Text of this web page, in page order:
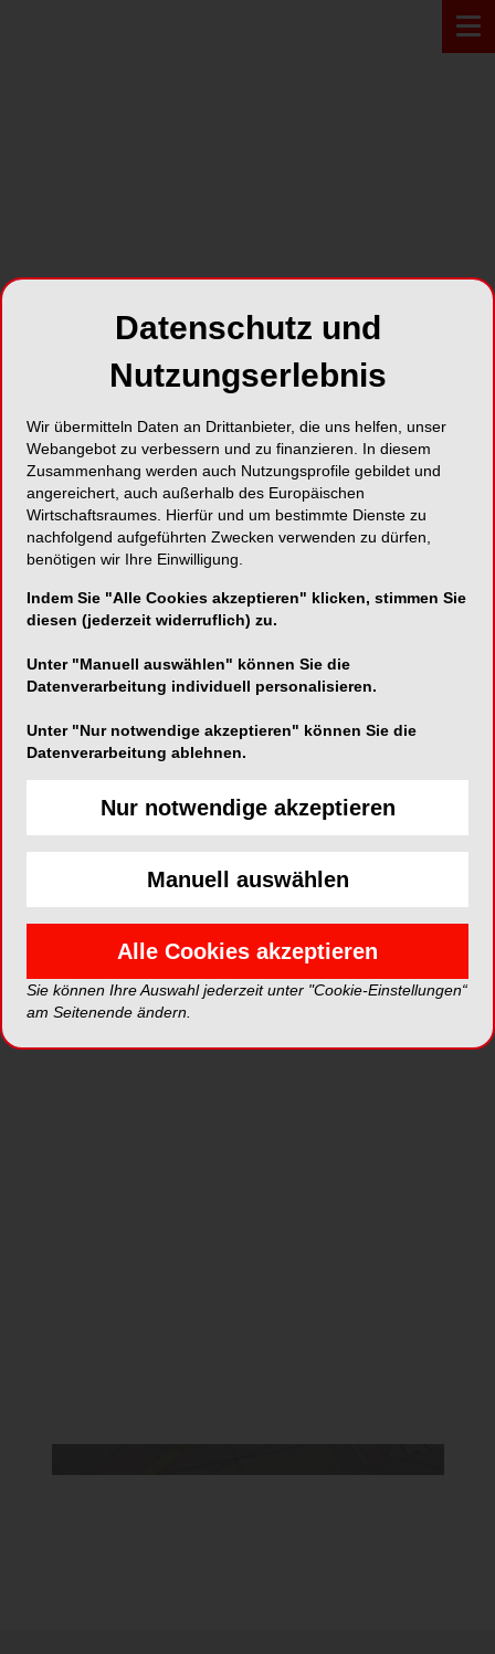
BAD SEGEBERG 20.10.2021
CEREC
Implantatversorgung
20. Okt. 2021, 10.00-17.00 Uhr
Veranstaltungsort: iDent-CE, Bad Segeberg
https://veranstaltungen.nwd.de/fortbildung.html?
uid=67108
Kontakt:
NWD
48153 Münster
Tel.: +49 (0) 251 / 7607 – 275
Anmelden
Datenschutz und
Nutzungserlebnis
Wir übermitteln Daten an Drittanbieter, die uns helfen, unser
Webangebot zu verbessern und zu finanzieren. In diesem
Zusammenhang werden auch Nutzungsprofile gebildet und
angereichert, auch außerhalb des Europäischen
Wirtschaftsraumes. Hierfür und um bestimmte Dienste zu
nachfolgend aufgeführten Zwecken verwenden zu dürfen,
benötigen wir Ihre Einwilligung.
Indem Sie "Alle Cookies akzeptieren" klicken, stimmen Sie
diesen (jederzeit widerruflich) zu.
Unter "Manuell auswählen" können Sie die
Datenverarbeitung individuell personalisieren.
Unter "Nur notwendige akzeptieren" können Sie die
Datenverarbeitung ablehnen.
Nur notwendige akzeptieren
Manuell auswählen
Alle Cookies akzeptieren
Sie können Ihre Auswahl jederzeit unter "Cookie-Einstellungen“
am Seitenende ändern.